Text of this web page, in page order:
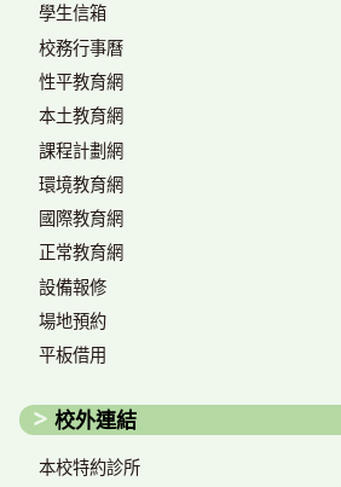
學生信箱
校務行事曆
性平教育網
本土教育網
課程計劃網
環境教育網
國際教育網
正常教育網
設備報修
場地預約
平板借用
校外連結
本校特約診所